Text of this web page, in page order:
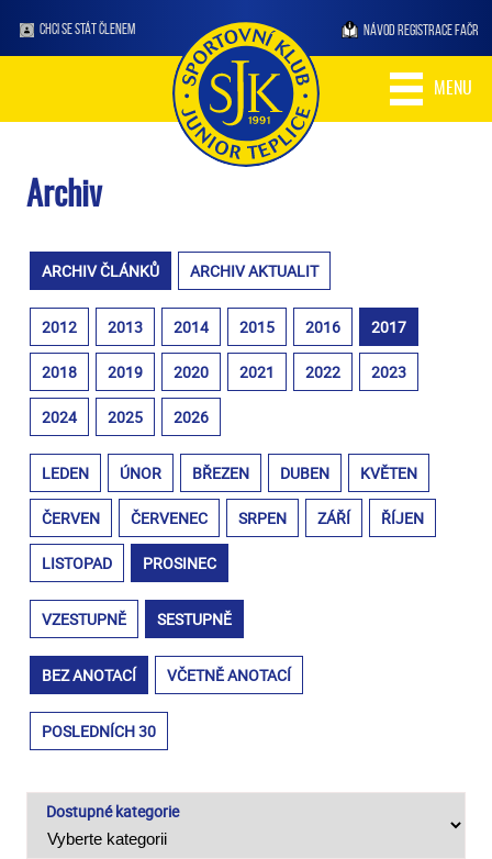
CHCI SE STÁT ČLENEM NÁVOD REGISTRACE FAČR
MENU
Archiv
ARCHIV ČLÁNKŮ ARCHIV AKTUALIT
2012 2013 2014 2015 2016 2017
2018 2019 2020 2021 2022 2023
2024 2025 2026
LEDEN ÚNOR BŘEZEN DUBEN KVĚTEN
ČERVEN ČERVENEC SRPEN ZÁŘÍ ŘÍJEN
LISTOPAD PROSINEC
VZESTUPNĚ SESTUPNĚ
BEZ ANOTACÍ VČETNĚ ANOTACÍ
POSLEDNÍCH 30
Dostupné kategorie